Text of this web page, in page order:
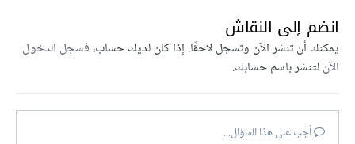
انضم إلى النقاش
يمكنك أن تنشر الآن وتسجل لاحقًا. إذا كان لديك حساب،فسجل الدخول
الآنلتنشر باسم حسابك.
أجب على هذا السؤال...